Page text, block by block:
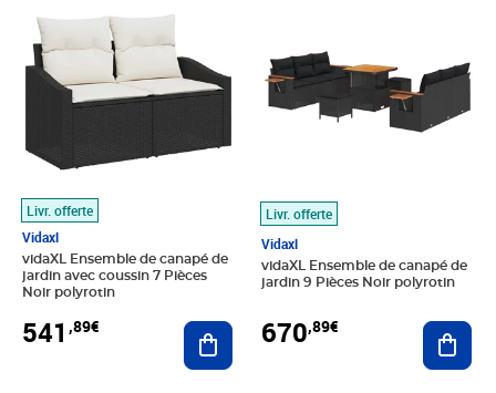
Livr. offerte
Vidaxl
vidaXL Ensemble de canapé de
jardin avec coussin 7 Pièces
Noir polyrotin
541 ,89€ Ajouter au panier
Livr. offerte
Vidaxl
vidaXL Ensemble de canapé de
jardin 9 Pièces Noir polyrotin
670,89€